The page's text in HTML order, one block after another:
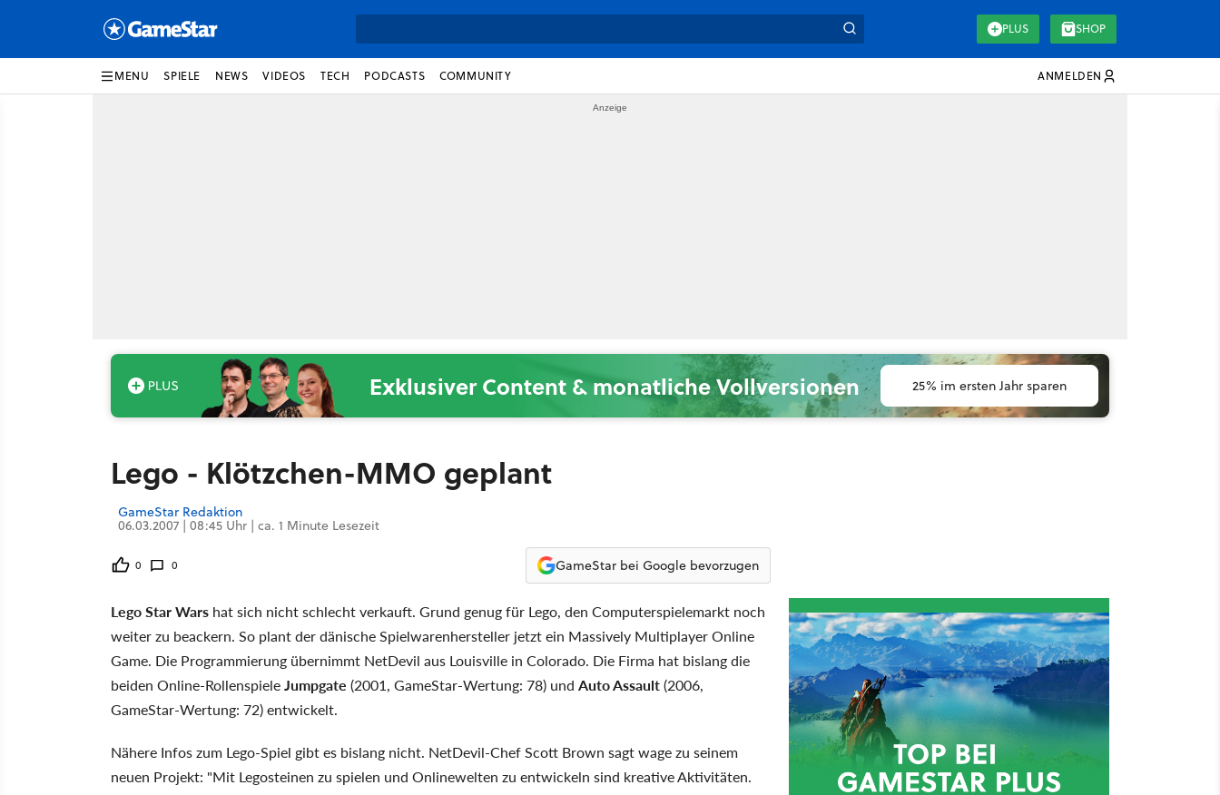
PLUS SHOP
MENU SPIELE NEWS VIDEOS TECH PODCASTS COMMUNITY ANMELDEN
Exklusiver Content & monatliche Vollversionen 25% im ersten Jahr sparen
Lego - Klötzchen-MMO geplant
GameStar Redaktion
06.03.2007 | 08:45 Uhr | ca. 1 Minute Lesezeit
0 0 GameStar bei Google bevorzugen
Lego Star Wars hat sich nicht schlecht verkauft. Grund genug für Lego, den Computerspielemarkt noch
weiter zu beackern. So plant der dänische Spielwarenhersteller jetzt ein Massively Multiplayer Online
Game. Die Programmierung übernimmt NetDevil aus Louisville in Colorado. Die Firma hat bislang die
beiden Online-RollenspieleJumpgate (2001, GameStar-Wertung: 78) und Auto Assault(2006,
GameStar-Wertung: 72) entwickelt.
Nähere Infos zum Lego-Spiel gibt es bislang nicht. NetDevil-Chef Scott Brown sagt wage zu seinem
neuen Projekt: "Mit Legosteinen zu spielen und Onlinewelten zu entwickeln sind kreative Aktivitäten.